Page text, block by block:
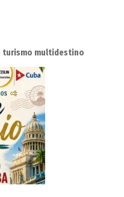
turismo multidestino